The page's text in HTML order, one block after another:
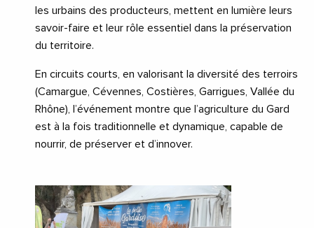
les urbains des producteurs, mettent en lumière leurs
savoir-faire et leur rôle essentiel dans la préservation
du territoire.
En circuits courts, en valorisant la diversité des terroirs
(Camargue, Cévennes, Costières, Garrigues, Vallée du
Rhône), l’événement montre que l’agriculture du Gard
est à la fois traditionnelle et dynamique, capable de
nourrir, de préserver et d’innover.